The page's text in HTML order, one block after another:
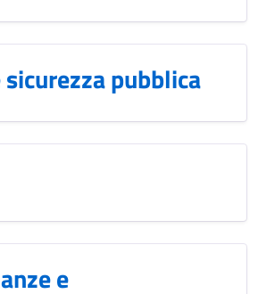
pubblica
e